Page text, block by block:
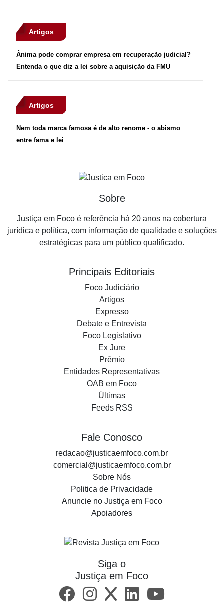
Artigos
Ânima pode comprar empresa em recuperação judicial?
Entenda o que diz a lei sobre a aquisição da FMU
Artigos
Nem toda marca famosa é de alto renome - o abismo
entre fama e lei
Sobre
Justiça em Foco é referência há 20 anos na cobertura
jurídica e política, com informação de qualidade e soluções
estratégicas para um público qualificado.
Principais Editoriais
Foco Judiciário
Artigos
Expresso
Debate e Entrevista
Foco Legislativo
Ex Jure
Prêmio
Entidades Representativas
OAB em Foco
Últimas
Feeds RSS
Fale Conosco
redacao@justicaemfoco.com.br
comercial@justicaemfoco.com.br
Sobre Nós
Politica de Privacidade
Anuncie no Justiça em Foco
Apoiadores
Siga o
Justiça em Foco